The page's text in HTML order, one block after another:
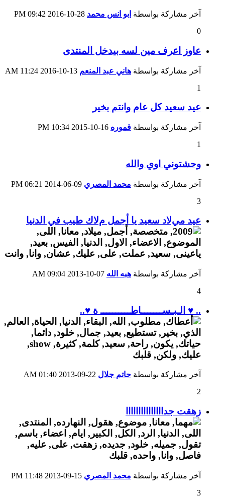
آخر مشاركة بواسطة ابو انس محمد
09:42 PM
0
عاوز اعرف مين لسه بيدخل المنتدى
آخر مشاركة بواسطة هاني عبد المنعم
11:24 AM
1
عيد سعيد كل عام وانتم بخير
آخر مشاركة بواسطة قموره
10:34 PM
1
وحشتوني اوي والله
آخر مشاركة بواسطة محمد المصري
06:21 PM
3
عيد ميﻻد سعيد يا أجمل مﻻك طيب في الدنيا
آخر مشاركة بواسطة هبه الله
09:04 AM
4
.. ♥ الـبـســـــــاطــــــــــ ة ♥..
آخر مشاركة بواسطة حاتم جلال
01:40 AM
2
زهقت جدااااااااااااااا
آخر مشاركة بواسطة محمد المصري
11:48 PM
3